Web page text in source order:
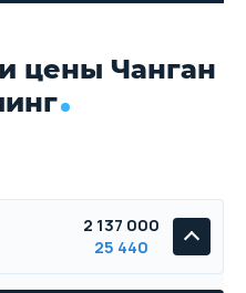
цены Чанган
2 137 000
25 440